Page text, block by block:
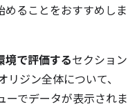
めることをおすすめしま
境で評価するセクション
リジン全体について、
ーでデータが表示されま